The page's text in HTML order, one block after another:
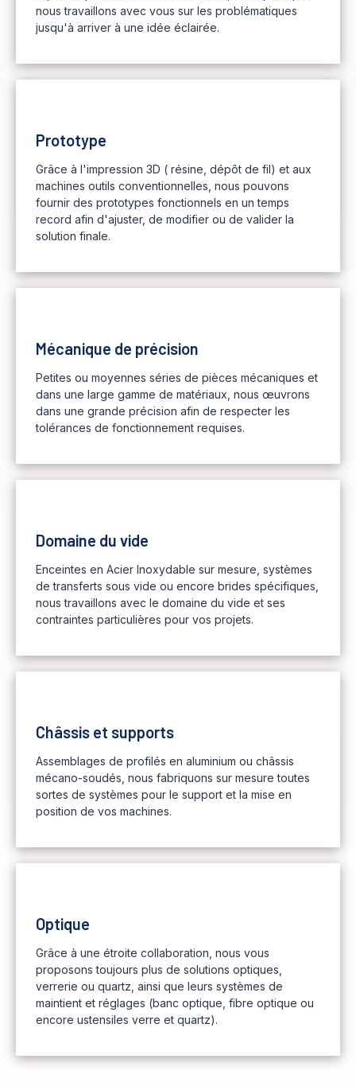
nous travaillons avec vous sur les problématiques
jusqu'à arriver à une idée éclairée.
Prototype
Grâce à l'impression 3D ( résine, dépôt de fil) et aux
machines outils conventionnelles, nous pouvons
fournir des prototypes fonctionnels en un temps
record afin d'ajuster, de modifier ou de valider la
solution finale.
Mécanique de précision
Petites ou moyennes séries de pièces mécaniques et
dans une large gamme de matériaux, nous œuvrons
dans une grande précision afin de respecter les
tolérances de fonctionnement requises.
Domaine du vide
Enceintes en Acier Inoxydable sur mesure, systèmes
de transferts sous vide ou encore brides spécifiques,
nous travaillons avec le domaine du vide et ses
contraintes particulières pour vos projets.
Châssis et supports
Assemblages de profilés en aluminium ou châssis
mécano-soudés, nous fabriquons sur mesure toutes
sortes de systèmes pour le support et la mise en
position de vos machines.
Optique
Grâce à une étroite collaboration, nous vous
proposons toujours plus de solutions optiques,
verrerie ou quartz, ainsi que leurs systèmes de
maintient et réglages (banc optique, fibre optique ou
encore ustensiles verre et quartz).